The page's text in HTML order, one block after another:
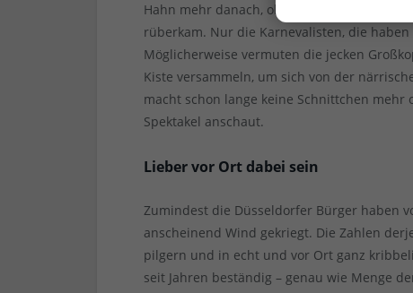
Hahn mehr danach, ob und wie toll dieser
rüberkam. Nur die Karnevalisten, die
Möglicherweise vermuten die jecken
Kiste versammeln, um sich von der
macht schon lange keine Schnittchen
Spektakel anschaut.
Lieber vor Ort dabei sein
Zumindest die Düsseldorfer Bürger haben
anscheinend Wind gekriegt. Die Zahlen
pilgern und in echt und vor Ort ganz
seit Jahren beständig – genau wie Menge